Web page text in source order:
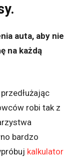
auta, aby nie
na każdą
robi tak z
bardzo
kalkulator